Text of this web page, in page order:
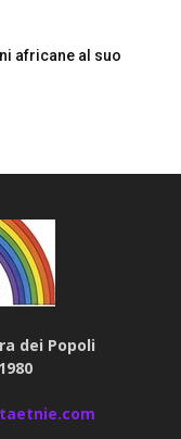
africane al suo
dei Popoli